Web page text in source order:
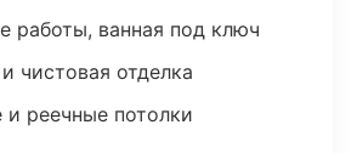
работы, ванная под ключ
чистовая отделка
реечные потолки